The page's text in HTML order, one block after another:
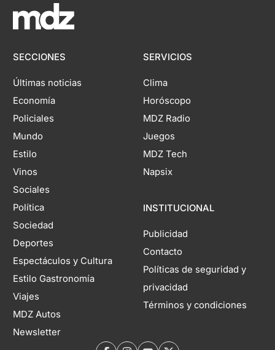
SECCIONES
Últimas noticias
Economía
Policiales
Mundo
Estilo
Vinos
Sociales
Política
Sociedad
Deportes
Espectáculos y Cultura
Estilo Gastronomía
Viajes
MDZ Autos
Newsletter
SERVICIOS
Clima
Horóscopo
MDZ Radio
Juegos
MDZ Tech
Napsix
INSTITUCIONAL
Publicidad
Contacto
Políticas de seguridad y
privacidad
Términos y condiciones